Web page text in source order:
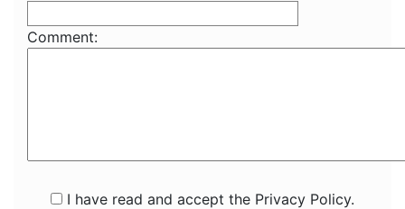
Comment:
I have read and accept the Privacy Policy.